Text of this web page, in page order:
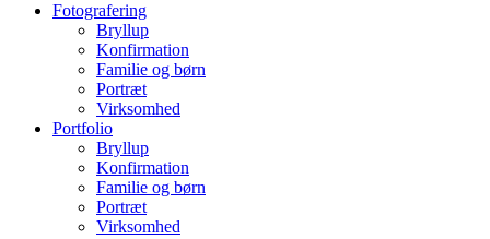
Fotografering
Bryllup
Konfirmation
Familie og børn
Portræt
Virksomhed
Portfolio
Bryllup
Konfirmation
Familie og børn
Portræt
Virksomhed